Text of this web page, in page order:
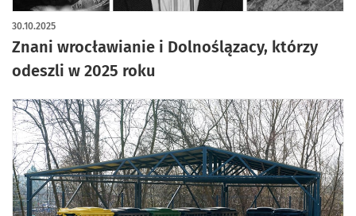
Znani wrocławianie i Dolnoślązacy, którzy
odeszli w 2025 roku
30.10.2025